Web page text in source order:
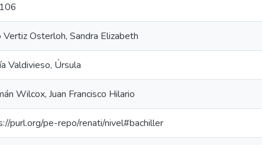
Vertiz Osterloh, Sandra Elizabeth
Valdivieso, Úrsula
Wilcox, Juan Francisco Hilario
purl.org/pe-repo/renati/nivel#bachiller